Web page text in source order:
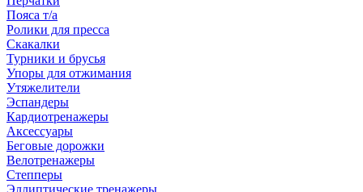
Пояса т/а
Ролики для пресса
Скакалки
Турники и брусья
Упоры для отжимания
Утяжелители
Эспандеры
Кардиотренажеры
Аксессуары
Беговые дорожки
Велотренажеры
Степперы
Эллиптические тренажеры